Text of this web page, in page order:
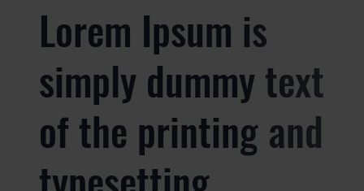
Lorem Ipsum is
simply dummy text
of the printing and